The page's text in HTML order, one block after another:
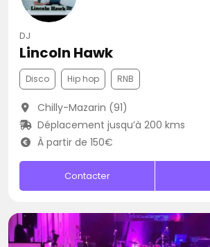
DJ
Lincoln Hawk
Disco Hip hop RNB
Chilly-Mazarin (91)
Déplacement jusqu’à 200 kms
À partir de 150€
Contacter